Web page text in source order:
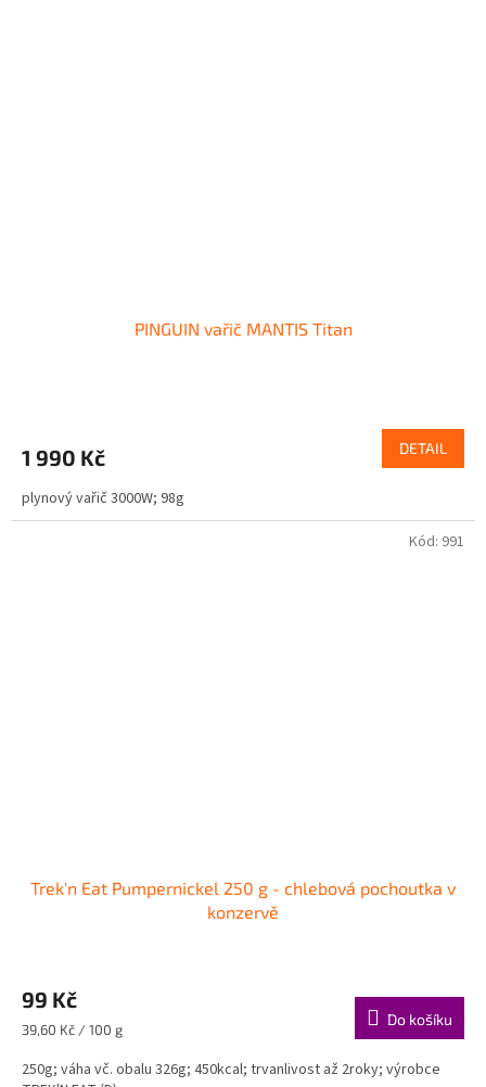
PINGUIN vařič MANTIS Titan
1 990 Kč DETAIL
plynový vařič 3000W; 98g
Trek'n Eat Pumpernickel 250 g - chlebová pochoutka v
konzervě
99 Kč
Měrná
39,60 Kč / 100 g
Do košíku
250g; váha vč. obalu 326g; 450kcal; trvanlivost až 2roky; výrobce
Kód: 991